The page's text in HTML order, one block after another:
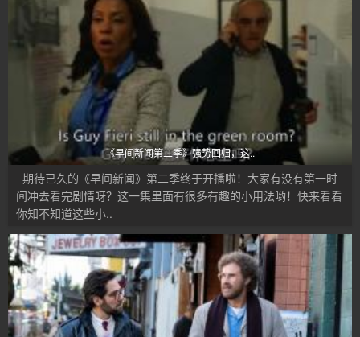
《早间新闻第二季》强势回归，这..
期待已久的《早间新闻》第二季终于开播啦！大家有没有第一时
间冲去看完剧情呀？这一集里面有很多有趣的小用法哟！快来看看
你知不知道这些小..